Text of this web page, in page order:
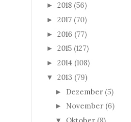
► 2018 (56)
► 2017 (70)
► 2016 (77)
► 2015 (127)
► 2014 (108)
▼ 2013 (79)
► Dezember (5)
► November (6)
▼